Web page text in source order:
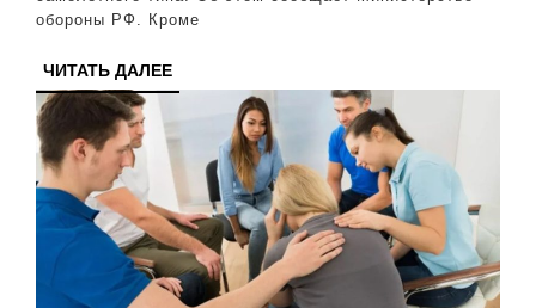
ВСУ
и
управляемые
ракеты
бомбы
обороны РФ. Кроме
ЧИТАТЬ ДАЛЕЕЧИТАТЬ
ДАЛЕЕ